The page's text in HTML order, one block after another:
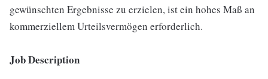
gewünschten Ergebnisse zu erzielen, ist ein hohes Maß an
kommerziellem Urteilsvermögen erforderlich.
Job Description